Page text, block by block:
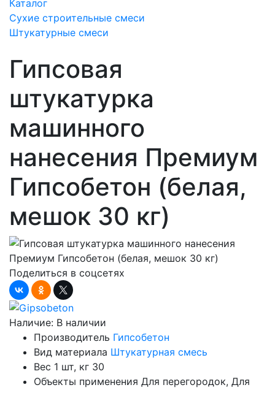
Каталог
Сухие строительные смеси
Штукатурные смеси
Гипсовая
штукатурка
машинного
нанесения Премиум
Гипсобетон (белая,
мешок 30 кг)
Поделиться в соцсетях
Наличие: В наличии
Производитель Гипсобетон
Вид материала Штукатурная смесь
Вес 1 шт, кг 30
Объекты применения Для перегородок, Для